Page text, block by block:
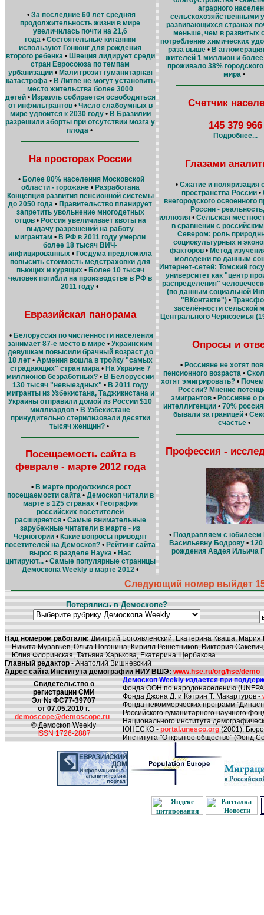
• За последние 60 лет средняя
продолжительность жизни в мире
увеличилась почти на 21,6
года • Состоятельные китаянки
используют Гонконг для рождения
второго ребенка• Швеция лидирует среди
стран Евросоюза по темпам
урбанизации• Мали грозит гуманитарная
катастрофа•В Литве не могут установить
место жительства более 3000
детей• Израиль собирается освободиться
от инфильтрантов• Число слабоумных в
мире удвоится к 2030 году• В Бразилии
разрешили аборты при отсутствии мозга у
плода•
На просторах России
• Более 80% населения Московской
области - горожане• Разработана
Концепция развития пенсионной системы
до 2050 года • Правительство планирует
запретить увольнение многодетных
отцов• Россия увеличивает квоты на
выдачу разрешений на работу
мигрантам • В РФ в 2011 году умерли
более 18 тысяч ВИЧ-
инфицированных • Госдума предложила
повысить стоимость медстраховки для
пьющих и курящих• Более 10 тысяч
человек погибли на производстве в РФ в
2011 году•
Евразийская панорама
• Белоруссия по численности населения
занимает 87-е место в мире • Украинским
девушкам повысили брачный возраст до
18 лет• Армения вошла в тройку "самых
страдающих" стран мира • На Украине 7
миллионов безработных? • В Белоруссии
130 тысяч "невыездных" • В 2011 году
мигранты из Узбекистана, Таджикистана и
Украины отправили домой из России $10
миллиардов • В Узбекистане
принудительно стерилизовали десятки
тысяч женщин? •
Посещаемость сайта в
феврале - марте 2012 года
• В марте продолжился рост
посещаемости сайта• Демоскоп читали в
марте в 125 странах• География
российских посетителей
расширяется• Самые внимательные
зарубежные читатели в марте - из
Черногории• Какие вопросы приводят
посетителей на Демоскоп? • Рейтинг сайта
вырос в разделе Наука• Нас
цитируют...• Самые популярные страницы
Демоскопа Weekly в марте 2012 •
аграрного
сельскохозяйственными
развивающихся странах
меньше, чем в развитых
потребление химических
раза выше• В
жителей 1 миллион и более
проживало 38%
мира •
Счетчик
145 379 966
Подробнее...
Глазами
• Сжатие и поляризация
пространства России•
внегородского освоенного
России -
иллюзия • Сельская
в сравнении с
Севером: роль
социокультурных и
факторов• Метод
молодежи по данным
Интернет-сетей: Томский
университет как "центр
распределения"
(по данным социальной
"ВКонтакте")•
заселённости сельской
Центрального Черноземья
Опросы и
• Россияне не хотят
пенсионного возраста •
хотят эмигрировать?•
России? Мнение
эмигрантов • Россияне о
интеллигенции • 70%
бывали за границей•
счастье •
Профессия -
• Поздравляем с юбилеем
Васильевну Бодрову•
рождения Авдея Ильича
Следующий номер выйдет 15
Потерялись в Демоскопе?
Над номером работали:Дмитрий Богоявленский, Екатерина Кваша, Мария
Никита Муравьев, Ольга Погонина, Кирилл Решетников, Виктория
Юлия Флоринская, Татьяна Харькова, Екатерина Щербакова
Главный редактор- Анатолий Вишневский
Адрес сайта Института демографии НИУ ВШЭ: www.hse.ru/org/hse/demo
Свидетельство о
регистрации СМИ
Эл № ФС77-39707
от 07.05.2010 г.
demoscope@demoscope.ru
© Демоскоп Weekly
ISSN 1726-2887
Демоскоп Weekly издается при
Фонда ООН по народонаселению
Фонда Джона Д. и Кэтрин Т. Макартуров -
Фонда некоммерческих программ
Российского гуманитарного научного
Национального института
ЮНЕСКО -portal.unesco.org(2001),
Института "Открытое общество" (Фонд